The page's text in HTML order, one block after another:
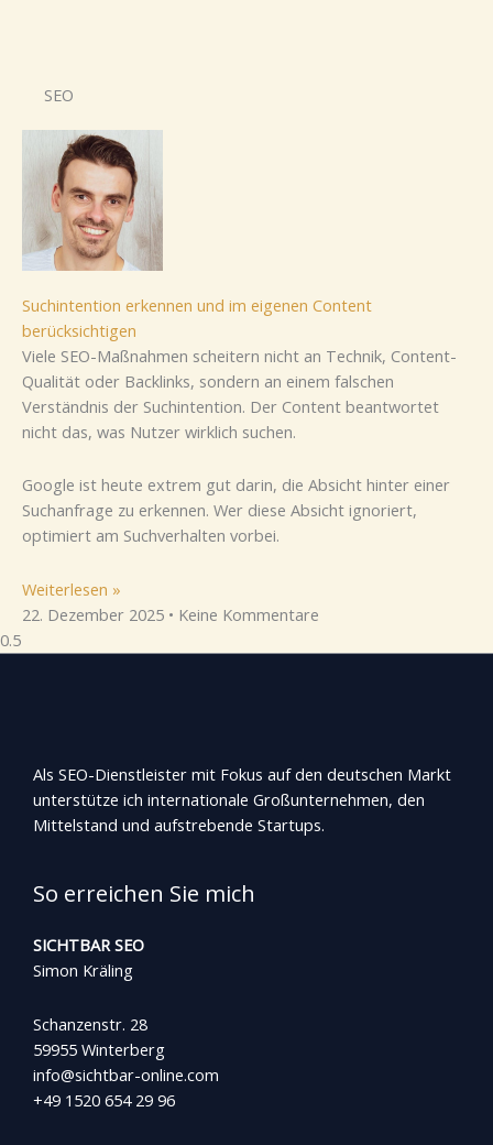
SEO
Suchintention erkennen und im eigenen Content
berücksichtigen
Viele SEO-Maßnahmen scheitern nicht an Technik, Content-
Qualität oder Backlinks, sondern an einem falschen
Verständnis der Suchintention. Der Content beantwortet
nicht das, was Nutzer wirklich suchen.
Google ist heute extrem gut darin, die Absicht hinter einer
Suchanfrage zu erkennen. Wer diese Absicht ignoriert,
optimiert am Suchverhalten vorbei.
Weiterlesen »
22. Dezember 2025
Keine Kommentare
Als SEO-Dienstleister mit Fokus auf den deutschen Markt
unterstütze ich internationale Großunternehmen, den
Mittelstand und aufstrebende Startups.
So erreichen Sie mich
SICHTBAR SEO
Simon Kräling
Schanzenstr. 28
59955 Winterberg
info@sichtbar-online.com
+49 1520 654 29 96